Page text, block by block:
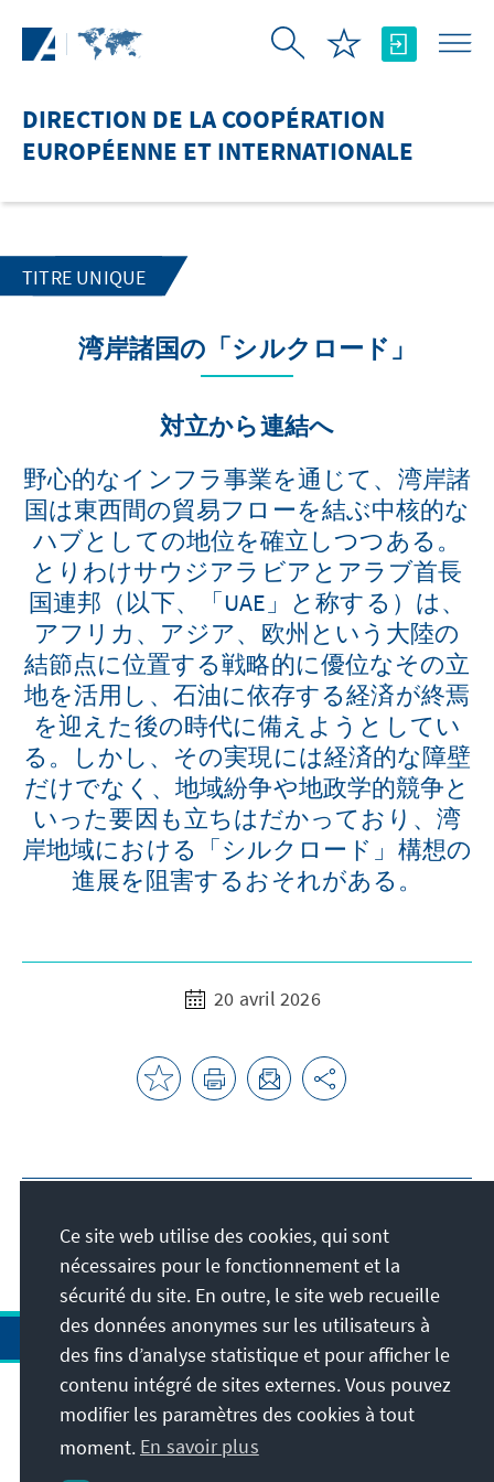
DIRECTION DE LA COOPÉRATION
EUROPÉENNE ET INTERNATIONALE
TITRE UNIQUE
湾岸諸国の「シルクロード」
対立から連結へ
野心的なインフラ事業を通じて、湾岸諸
国は東西間の貿易フローを結ぶ中核的な
ハブとしての地位を確立しつつある。
とりわけサウジアラビアとアラブ首長
国連邦（以下、「UAE」と称する）は、
アフリカ、アジア、欧州という大陸の
結節点に位置する戦略的に優位なその立
地を活用し、石油に依存する経済が終焉
を迎えた後の時代に備えようとしてい
る。しかし、その実現には経済的な障壁
だけでなく、地域紛争や地政学的競争と
いった要因も立ちはだかっており、湾
岸地域における「シルクロード」構想の
進展を阻害するおそれがある。
20 avril 2026
Visitez aussi
Ce site web utilise des cookies, qui sont
nécessaires pour le fonctionnement et la
sécurité du site. En outre, le site web recueille
des données anonymes sur les utilisateurs à
des fins d’analyse statistique et pour afficher le
contenu intégré de sites externes. Vous pouvez
modifier les paramètres des cookies à tout
moment. En savoir plus